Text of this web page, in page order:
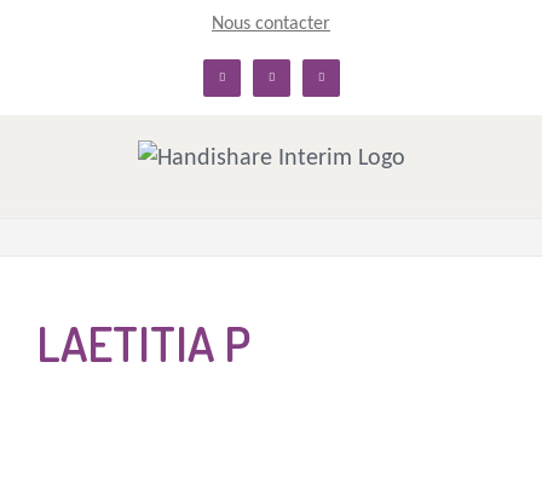
Nous contacter
linkedin facebook twitter
LAETITIA P